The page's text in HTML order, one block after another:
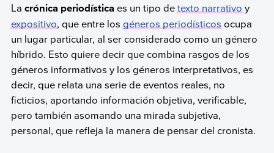
La crónica periodística es un tipo detexto narrativoy
expositivo, que entre losgéneros periodísticosocupa
un lugar particular, al ser considerado como un género
híbrido. Esto quiere decir que combina rasgos de los
géneros informativos y los géneros interpretativos, es
decir, que relata una serie de eventos reales, no
ficticios, aportando información objetiva, verificable,
pero también asomando una mirada subjetiva,
personal, que refleja la manera de pensar del cronista.